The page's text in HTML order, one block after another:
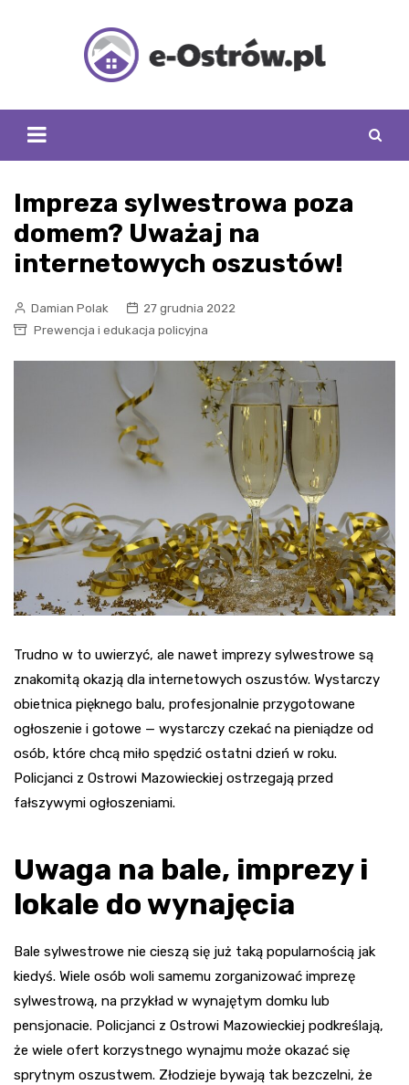
Impreza sylwestrowa poza
domem? Uważaj na
internetowych oszustów!
Damian Polak
27 grudnia 2022
Prewencja i edukacja policyjna
Trudno w to uwierzyć, ale nawet imprezy sylwestrowe są
znakomitą okazją dla internetowych oszustów. Wystarczy
obietnica pięknego balu, profesjonalnie przygotowane
ogłoszenie i gotowe — wystarczy czekać na pieniądze od
osób, które chcą miło spędzić ostatni dzień w roku.
Policjanci z Ostrowi Mazowieckiej ostrzegają przed
fałszywymi ogłoszeniami.
Uwaga na bale, imprezy i
lokale do wynajęcia
Bale sylwestrowe nie cieszą się już taką popularnością jak
kiedyś. Wiele osób woli samemu zorganizować imprezę
sylwestrową, na przykład w wynajętym domku lub
pensjonacie. Policjanci z Ostrowi Mazowieckiej podkreślają,
że wiele ofert korzystnego wynajmu może okazać się
sprytnym oszustwem. Złodzieje bywają tak bezczelni, że